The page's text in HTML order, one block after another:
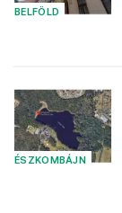
BELFÖLD
ÉSZKOMBÁJN